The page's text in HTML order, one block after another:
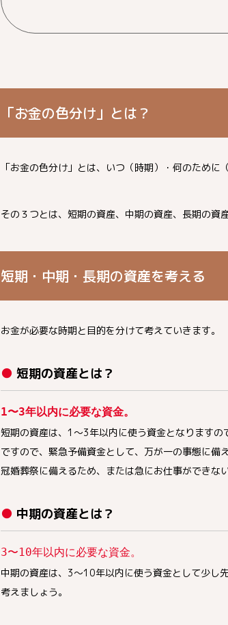
「お金の色分け」とは？
「お金の色分け」とは、いつ（時期）・何のため
その３つとは、短期の資産、中期の資産、長期の資産
短期・中期・長期の資産を考える
お金が必要な時期と目的を分けて考えていきます。
● 短期の資産とは？
1〜3年以内に必要な資金。
短期の資産は、1〜3年以内に使う資金となりますの
ですので、緊急予備資金として、万が一の事態に備
冠婚葬祭に備えるため、または急にお仕事ができな
● 中期の資産とは？
3〜10年以内に必要な資金。
中期の資産は、3〜10年以内に使う資金として少し
考えましょう。